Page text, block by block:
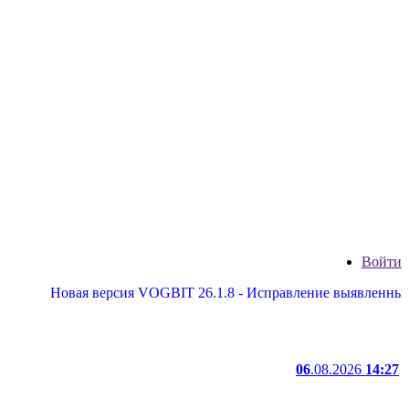
Войти
Новая версия VOGBIT 26.1.8 - Исправление выявленных
06.08.2026 14:27